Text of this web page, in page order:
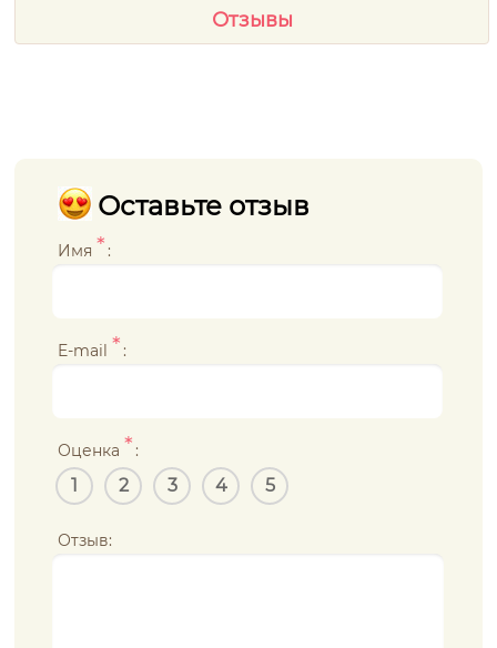
Отзывы
Оставьте отзыв
Имя * :
E-mail * :
Оценка * :
1 2 3 4 5
Отзыв: